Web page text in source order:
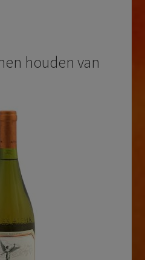
houden van